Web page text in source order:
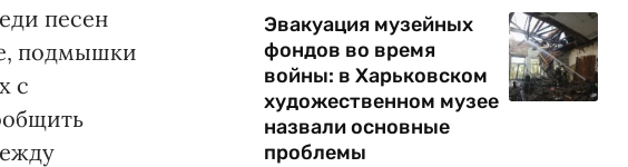
песен
подмышки
с
Эвакуация музейных
фондов во время
войны: в Харьковском
художественном музее
назвали основные
проблемы